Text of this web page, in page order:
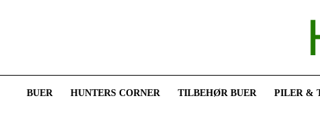
BUER HUNTERS CORNER TILBEHØR BUER PILER &